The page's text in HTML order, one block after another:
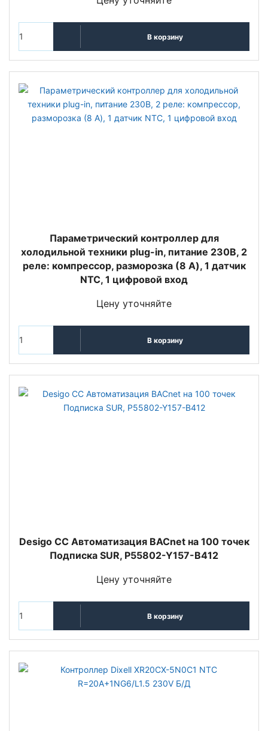
В корзину
Параметрический контроллер для
холодильной техники plug-in, питание 230В, 2
реле: компрессор, разморозка (8 A), 1 датчик
NTC, 1 цифровой вход
Цену уточняйте
В корзину
Desigo CC Автоматизация BACnet на 100 точек
Подписка SUR, P55802-Y157-B412
Цену уточняйте
В корзину